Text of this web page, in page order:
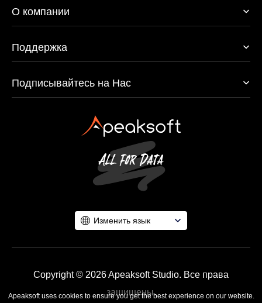
O компании
Поддержка
Подписывайтесь на Нас
Изменить язык
Copyright © 2026 Apeaksoft Studio. Все права
защищены.
Apeaksoft uses cookies to ensure you get the best experience on our website.